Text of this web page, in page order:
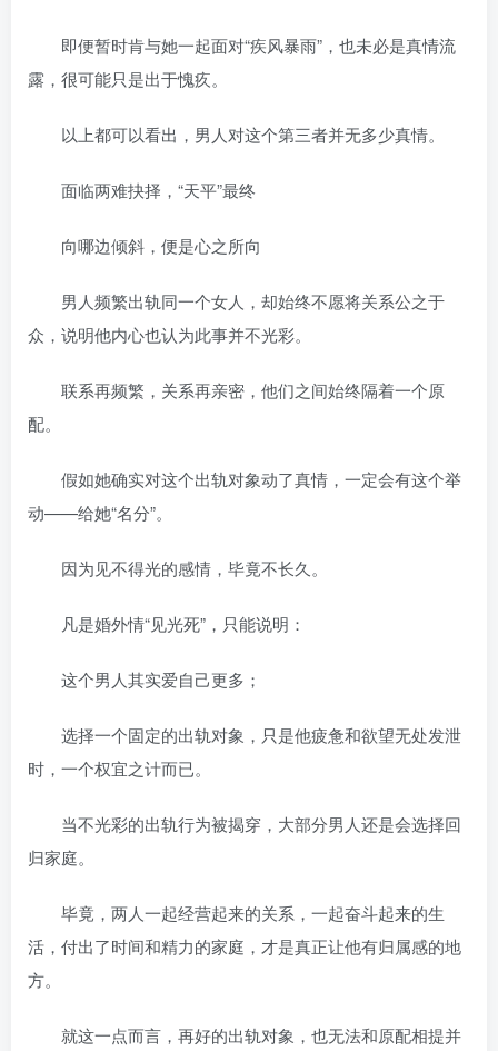
即便暂时肯与她一起面对“疾风暴雨”，也未必是真情流
露，很可能只是出于愧疚。
以上都可以看出，男人对这个第三者并无多少真情。
面临两难抉择，“天平”最终
向哪边倾斜，便是心之所向
男人频繁出轨同一个女人，却始终不愿将关系公之于
众，说明他内心也认为此事并不光彩。
联系再频繁，关系再亲密，他们之间始终隔着一个原
配。
假如她确实对这个出轨对象动了真情，一定会有这个举
动——给她“名分”。
因为见不得光的感情，毕竟不长久。
凡是婚外情“见光死”，只能说明：
这个男人其实爱自己更多；
选择一个固定的出轨对象，只是他疲惫和欲望无处发泄
时，一个权宜之计而已。
当不光彩的出轨行为被揭穿，大部分男人还是会选择回
归家庭。
毕竟，两人一起经营起来的关系，一起奋斗起来的生
活，付出了时间和精力的家庭，才是真正让他有归属感的地
方。
就这一点而言，再好的出轨对象，也无法和原配相提并